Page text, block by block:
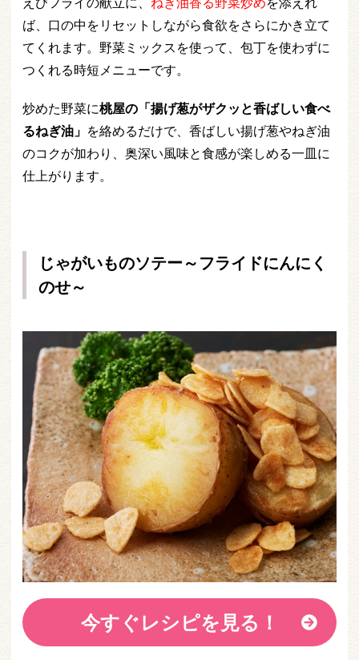
ば、口の中をリセットしながら食欲をさらにかき立て
てくれます。野菜ミックスを使って、包丁を使わずに
つくれる時短メニューです。
炒めた野菜に桃屋の「揚げ葱がザクッと香ばしい食べ
るねぎ油」 を絡めるだけで、香ばしい揚げ葱やねぎ油
のコクが加わり、奥深い風味と食感が楽しめる一皿に
仕上がります。
じゃがいものソテー～フライドにんにく
のせ～
今すぐレシピを見る！